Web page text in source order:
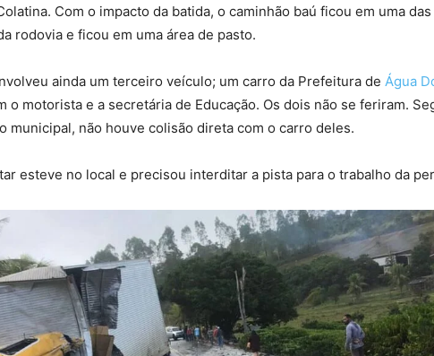
Com o impacto da batida, o caminhão baú ficou em uma
rodovia e ficou em uma área de pasto.
ainda um terceiro veículo; um carro da Prefeitura de Água
o motorista e a secretária de Educação. Os dois não se feriram.
municipal, não houve colisão direta com o carro deles.
esteve no local e precisou interditar a pista para o trabalho da